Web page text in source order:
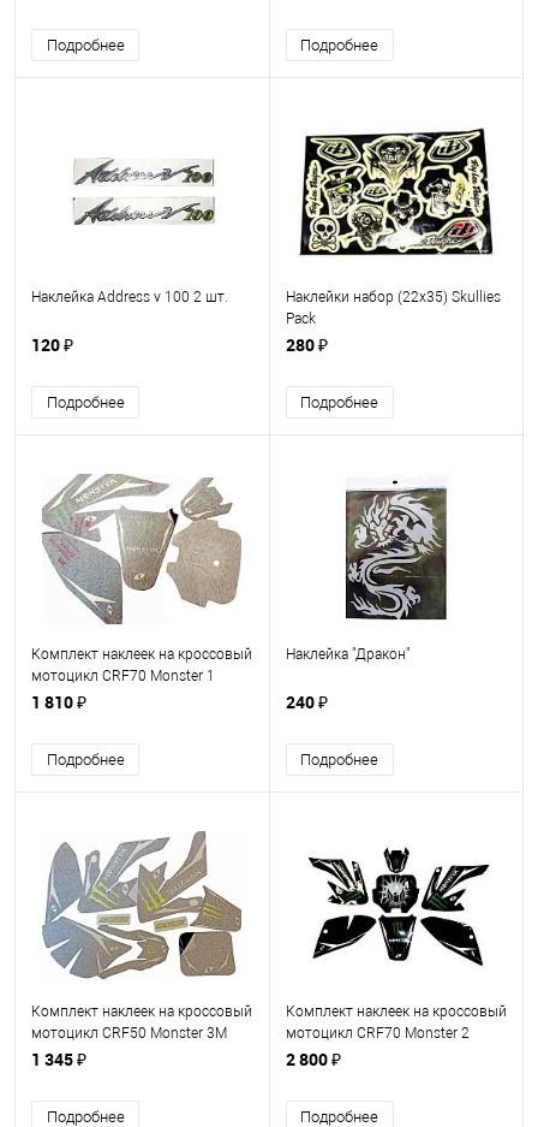
Подробнее Подробнее
Наклейка Address v 100 2 шт.
120 ₽
Подробнее
Наклейки набор (22х35) Skullies
Pack
280 ₽
Подробнее
Комплект наклеек на кроссовый
мотоцикл CRF70 Monster 1
1 810 ₽
Подробнее
Наклейка "Дракон"
240 ₽
Подробнее
Комплект наклеек на кроссовый
мотоцикл CRF50 Monster 3M
1 345 ₽
Подробнее
Комплект наклеек на кроссовый
мотоцикл CRF70 Monster 2
2 800 ₽
Подробнее